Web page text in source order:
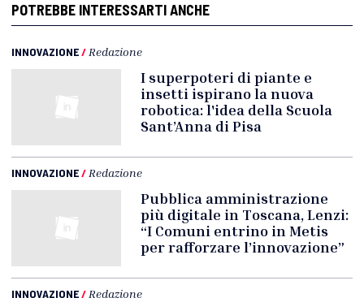
POTREBBE INTERESSARTI ANCHE
INNOVAZIONE/ Redazione
I superpoteri di piante e
insetti ispirano la nuova
robotica: l'idea della Scuola
Sant’Anna di Pisa
INNOVAZIONE/ Redazione
Pubblica amministrazione
più digitale in Toscana, Lenzi:
“I Comuni entrino in Metis
per rafforzare l’innovazione”
INNOVAZIONE/ Redazione